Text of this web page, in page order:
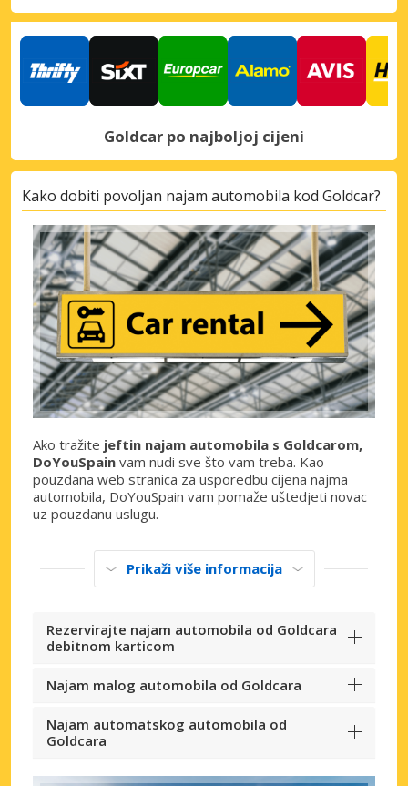
Goldcar po najboljoj cijeni
Kako dobiti povoljan najam automobila kod Goldcar?
Ako tražite jeftin najam automobila s Goldcarom,
DoYouSpain vam nudi sve što vam treba. Kao
pouzdana web stranica za usporedbu cijena najma
automobila, DoYouSpain vam pomaže uštedjeti novac
uz pouzdanu uslugu.
Prikaži više informacija
Rezervirajte najam automobila od Goldcara
debitnom karticom
Najam malog automobila od Goldcara
Najam automatskog automobila od
Goldcara